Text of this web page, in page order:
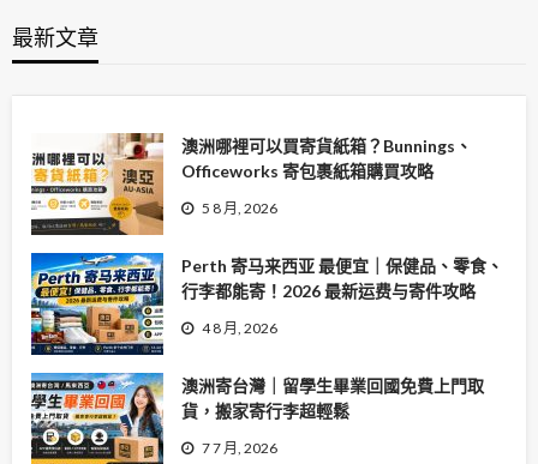
最新文章
澳洲哪裡可以買寄貨紙箱？Bunnings、
Officeworks 寄包裹紙箱購買攻略
5 8 月, 2026
Perth 寄马来西亚 最便宜｜保健品、零食、
行李都能寄！2026 最新运费与寄件攻略
4 8 月, 2026
澳洲寄台灣｜留學生畢業回國免費上門取
貨，搬家寄行李超輕鬆
7 7 月, 2026